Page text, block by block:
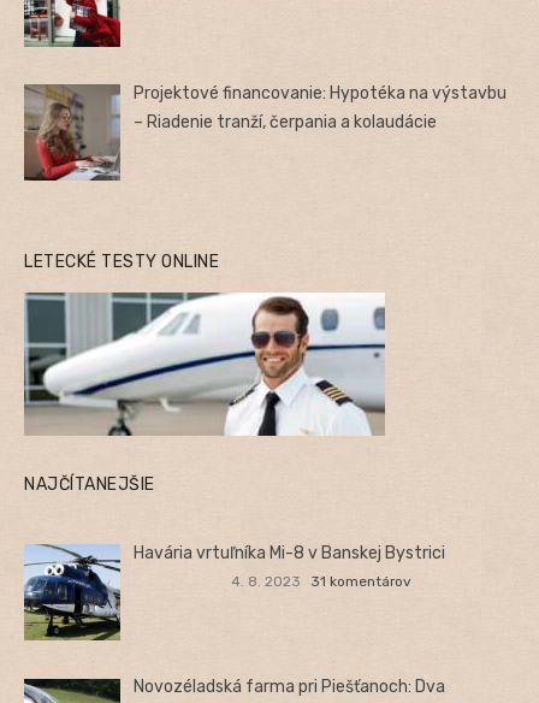
Projektové financovanie: Hypotéka na výstavbu
– Riadenie tranží, čerpania a kolaudácie
LETECKÉ TESTY ONLINE
NAJČÍTANEJŠIE
Havária vrtuľníka Mi-8 v Banskej Bystrici
4. 8. 2023 31 komentárov
Novozéladská farma pri Piešťanoch: Dva